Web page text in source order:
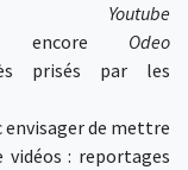
Youtube
Odeo
prisés par les
de mettre
: reportages